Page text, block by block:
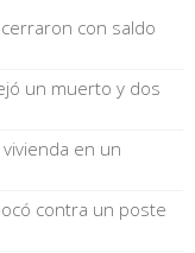
con saldo
un muerto y dos
en un
contra un poste